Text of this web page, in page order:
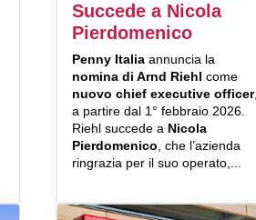
Succede a Nicola
Pierdomenico
Penny Italia annuncia la
nomina di Arnd Riehl come
nuovo chief executive officer,
a partire dal 1° febbraio 2026.
Riehl succede a Nicola
Pierdomenico , che l’azienda
ringrazia per il suo operato,...